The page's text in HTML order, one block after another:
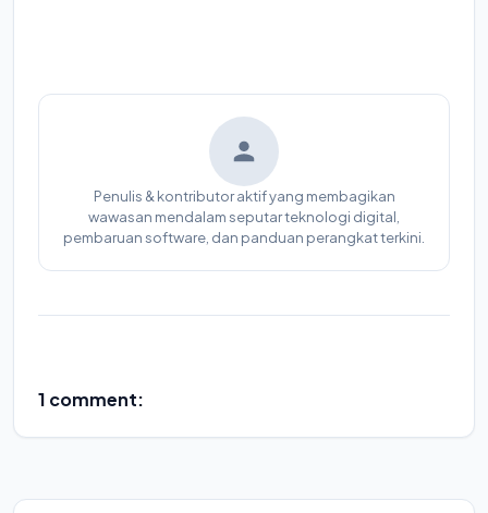
Penulis & kontributor aktif yang membagikan
wawasan mendalam seputar teknologi digital,
pembaruan software, dan panduan perangkat terkini.
1 comment: